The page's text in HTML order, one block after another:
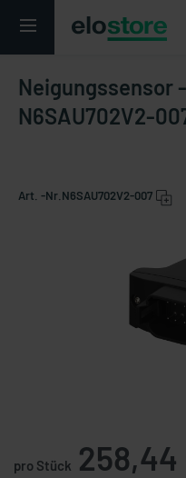
Neigungssensor
N6SAU702V2-
Art. -Nr. N6SAU702V2-007
pro Stück 258,44